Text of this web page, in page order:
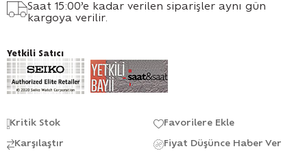
Saat 15:00’e kadar verilen siparişler aynı gün
kargoya verilir.
Yetkili Satıcı
Kritik Stok Favorilere Ekle
Karşılaştır Fiyat Düşünce Haber Ver